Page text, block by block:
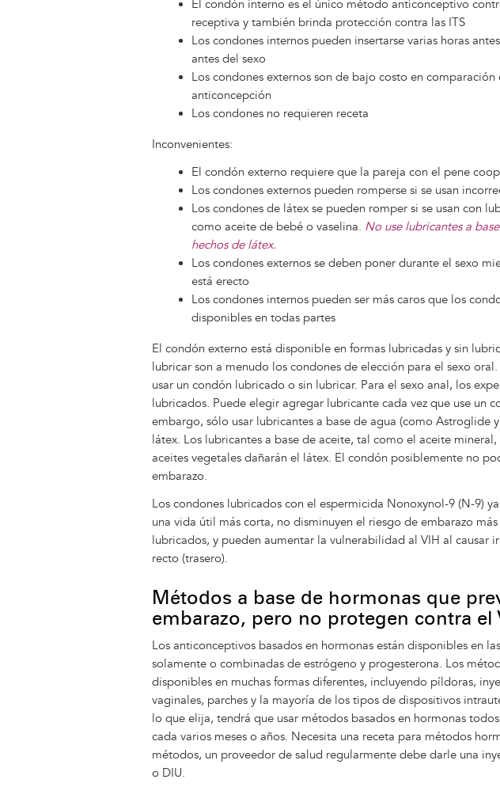
El condón interno es el único método anticonceptivo
receptiva y también brinda protección contra las ITS
Los condones internos pueden insertarse varias horas
antes del sexo
Los condones externos son de bajo costo en
anticoncepción
Los condones no requieren receta
Inconvenientes:
El condón externo requiere que la pareja con el pene
Los condones externos pueden romperse si se usan
Los condones de látex se pueden romper si se usan con
como aceite de bebé o vaselina. No use lubricantes a
hechos de látex.
Los condones externos se deben poner durante el sexo
está erecto
Los condones internos pueden ser más caros que los
disponibles en todas partes
El condón externo está disponible en formas lubricadas y sin
lubricar son a menudo los condones de elección para el sexo
usar un condón lubricado o sin lubricar. Para el sexo anal, los
lubricados. Puede elegir agregar lubricante cada vez que use un
embargo, sólo usar lubricantes a base de agua (como Astroglide
látex. Los lubricantes a base de aceite, tal como el aceite
aceites vegetales dañarán el látex. El condón posiblemente no
embarazo.
Los condones lubricados con el espermicida Nonoxynol-9 (N-9)
una vida útil más corta, no disminuyen el riesgo de embarazo
lubricados, y pueden aumentar la vulnerabilidad al VIH al causar
recto (trasero).
Métodos a base de hormonas que
embarazo, pero no protegen contra el
Los anticonceptivos basados ​​en hormonas están disponibles en
solamente o combinadas de estrógeno y progesterona. Los
disponibles en muchas formas diferentes, incluyendo píldoras,
vaginales, parches y la mayoría de los tipos de dispositivos
lo que elija, tendrá que usar métodos basados en hormonas
cada varios meses o años. Necesita una receta para métodos
métodos, un proveedor de salud regularmente debe darle una
o DIU.